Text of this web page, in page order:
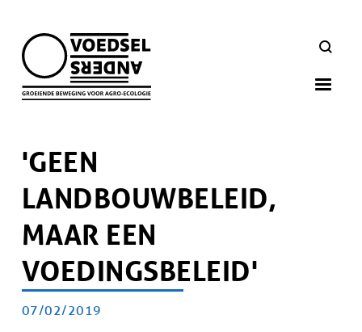
main
navigation
ZOEKEN
'GEEN
LANDBOUWBELEID,
MAAR EEN
VOEDINGSBELEID'
Artikel
PUBLICATIEDATUM
07/02/2019